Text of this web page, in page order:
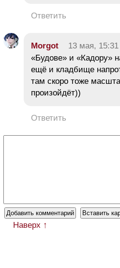
Ответить
Morgot 13 мая, 15:31
«Будове» и «Кадору»
ещё и кладбище
там скоро тоже
произойдёт))
Ответить
Наверх ↑